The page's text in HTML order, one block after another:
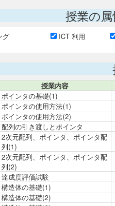
授業の
グ ICT 利用
授業内容
ポインタの基礎(1)
ポインタの使用方法(1)
ポインタの使用方法(2)
配列の引き渡しとポインタ
2次元配列、ポインタ、ポインタ配
列(1)
2次元配列、ポインタ、ポインタ配
列(2)
達成度評価試験
構造体の基礎(1)
構造体の基礎(2)